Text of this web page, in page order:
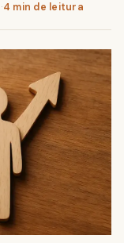
·4 min de leitura